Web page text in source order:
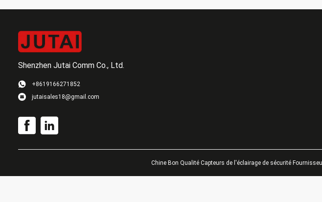
Shenzhen Jutai Comm Co., Ltd.
+8619166271852
jutaisales18@gmail.com
Chine Bon Qualité Capteurs de l'éclairage de sécurité